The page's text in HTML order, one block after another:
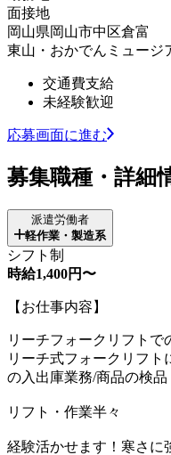
面接地
岡山県岡山市中区倉富
東山・おかでんミュージ
交通費支給
未経験歓迎
応募画面に進む
募集職種・詳細
派遣労働者
軽作業・製造系
シフト制
時給1,400円〜
【お仕事内容】
リーチフォークリフトで
リーチ式フォークリフ
の入出庫業務/商品の検
リフト・作業半々
経験活かせます！寒さに